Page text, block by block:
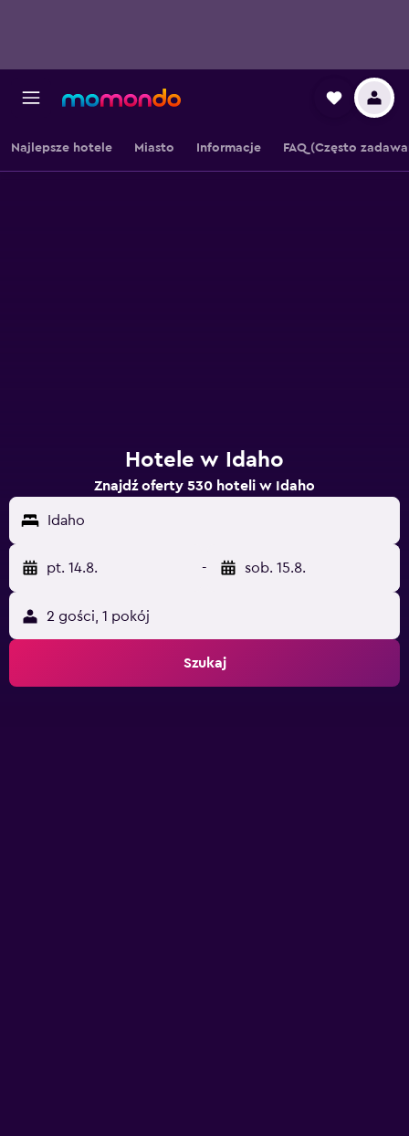
Najlepsze hotele Miasto Informacje FAQ (Często
Hotele w Idaho
Znajdź oferty 530 hoteli w Idaho
Idaho
pt. 14.8. - sob. 15.8.
2 gości, 1 pokój
Szukaj